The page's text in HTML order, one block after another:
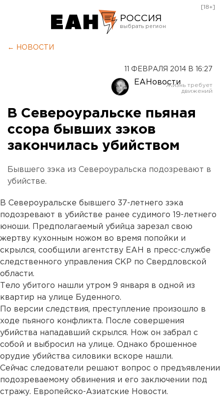
РОССИЯ
Оренбург
[18+]
← НОВОСТИ
11 ФЕВРАЛЯ 2014 В 16:27
ЕАНовости
В Североуральске пьяная
ссора бывших зэков
закончилась убийством
Бывшего зэка из Североуральска подозревают в
убийстве.
В Североуральске бывшего 37-летнего зэка
подозревают в убийстве ранее судимого 19-летнего
юноши. Предполагаемый убийца зарезал свою
жертву кухонным ножом во время попойки и
скрылся, сообщили агентству ЕАН в пресс-службе
следственного управления СКР по Свердловской
области.
Тело убитого нашли утром 9 января в одной из
квартир на улице Буденного.
По версии следствия, преступление произошло в
ходе пьяного конфликта. После совершения
убийства нападавший скрылся. Нож он забрал с
собой и выбросил на улице. Однако брошенное
орудие убийства силовики вскоре нашли.
Сейчас следователи решают вопрос о предъявлении
подозреваемому обвинения и его заключении под
стражу. Европейско-Азиатские Новости.